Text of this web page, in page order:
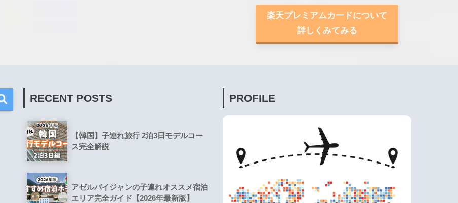
楽天プレミアムカードについて
詳しくみてみる
RECENT POSTS
【韓国】子連れ旅行 2泊3日モデルコー
ス完全解説
アゼルバイジャンの子連れオススメ宿泊
エリア完全ガイド【2026年最新版】
PROFILE